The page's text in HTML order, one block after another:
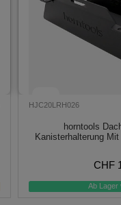
HJC20LRH026
horntools
Kanisterhalterung
CHF
Ab Lager